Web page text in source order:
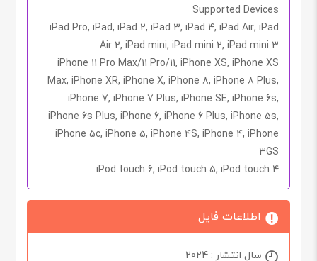
Supported Devices
iPad Pro, iPad, iPad 2, iPad 3, iPad 4, iPad Air, iPad
Air 2, iPad mini, iPad mini 2, iPad mini 3
iPhone 11 Pro Max/11 Pro/11, iPhone XS, iPhone XS
Max, iPhone XR, iPhone X, iPhone 8, iPhone 8 Plus,
iPhone 7, iPhone 7 Plus, iPhone SE, iPhone 6s,
iPhone 6s Plus, iPhone 6, iPhone 6 Plus, iPhone 5s,
iPhone 5c, iPhone 5, iPhone 4S, iPhone 4, iPhone
3GS
iPod touch 6, iPod touch 5, iPod touch 4
اطلاعات فایل
سال انتشار : 2024